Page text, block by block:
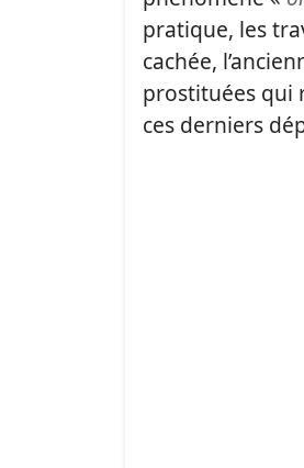
pratique, les
cachée,
prostituées qui
ces derniers